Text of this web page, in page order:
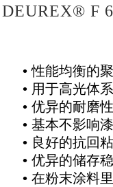
DEUREX® F
• 性能均衡的
• 用于高光体
• 优异的耐磨
• 基本不影响
• 良好的抗回
• 优异的储存
• 在粉末涂料